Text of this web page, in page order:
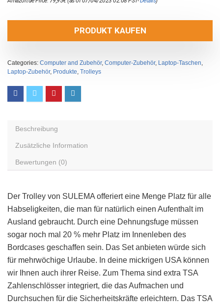
PRODUKT KAUFEN
Categories: Computer and Zubehör, Computer-Zubehör, Laptop-Taschen,
Laptop-Zubehör, Produkte, Trolleys
Beschreibung
Zusätzliche Information
Bewertungen (0)
Der Trolley von SULEMA offeriert eine Menge Platz für alle
Habseligkeiten, die man für natürlich einen Aufenthalt im
Ausland gebraucht. Durch eine Dehnungsfuge müssen
sogar noch mal 20 % mehr Platz im Innenleben des
Bordcases geschaffen sein. Das Set anbieten würde sich
für mehrwöchige Urlaube. In deine mickrigen USA können
wir Ihnen auch ihrer Reise. Zum Thema sind extra TSA
Zahlenschlösser integriert, die das Aufmachen und
Durchsuchen für die Sicherheitskräfte erleichtern. Das TSA